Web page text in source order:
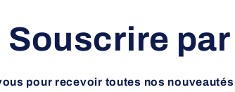
Souscrire
pour recevoir toutes nos